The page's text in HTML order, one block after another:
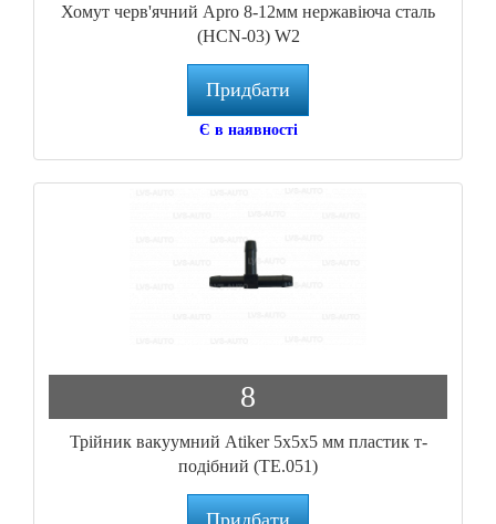
Хомут черв'ячний Apro 8-12мм нержавіюча сталь
(HCN-03) W2
Придбати
Є в наявності
8
Трійник вакуумний Atiker 5х5х5 мм пластик т-
подібний (TE.051)
Придбати